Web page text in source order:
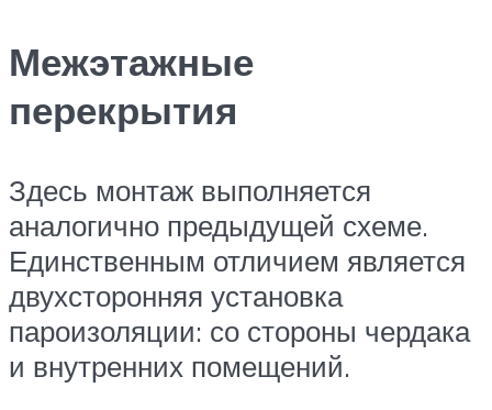
Межэтажные
перекрытия
Здесь монтаж выполняется
аналогично предыдущей схеме.
Единственным отличием является
двухсторонняя установка
пароизоляции: со стороны чердака
и внутренних помещений.